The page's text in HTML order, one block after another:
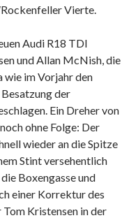
Vierte.
Audi R18 TDI
und Allan McNish, die
wie im Vorjahr den
der
Ein Dreher von
ohne Folge: Der
wieder an die Spitze
Stint versehentlich
Boxengasse und
einer Korrektur des
Kristensen in der